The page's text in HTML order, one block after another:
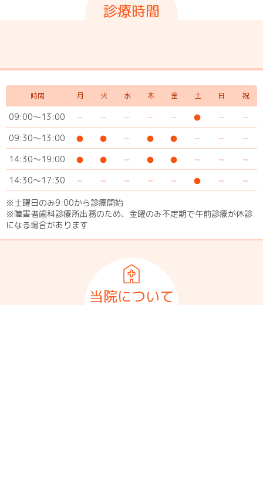
診療時間
時間 月 火 水 木 金 土 日 祝
09:00～13:00
09:30～13:00
14:30～19:00
14:30～17:30
※土曜日のみ9:00から診療開始
※障害者歯科診療所出務のため、金曜のみ不定期で午前診療が休診
になる場合があります
当院について